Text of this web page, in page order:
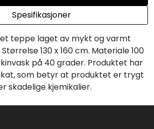
Spesifikasjoner
teppe laget av mykt og varmt
130 x 160 cm. Materiale 100
på 40 grader. Produktet har
som betyr at produktet er trygt
skadelige kjemikalier.